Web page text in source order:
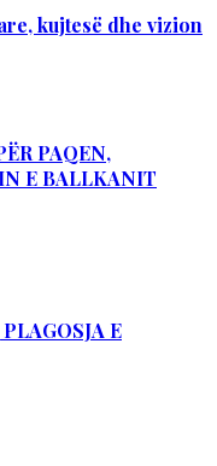
kujtesë dhe vizion
PAQEN,
E BALLKANIT
E